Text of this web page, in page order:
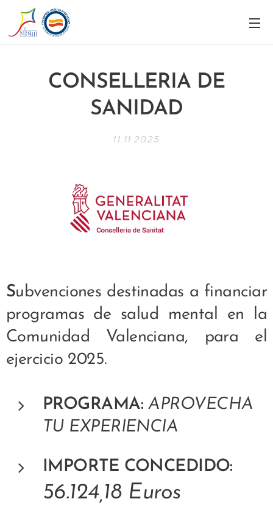
CONSELLERIA DE
SANIDAD
11.11.2025
Subvenciones destinadas a financiar
programas de salud mental en la
Comunidad Valenciana, para el
ejercicio 2025.
PROGRAMA: APROVECHA
TU EXPERIENCIA
IMPORTE CONCEDIDO:
56.124,18 Euros